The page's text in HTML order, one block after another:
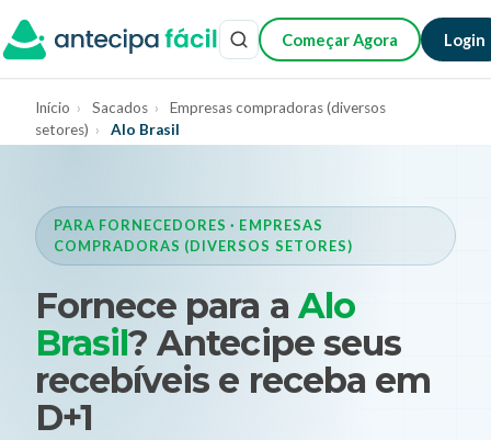
Começar Agora Login
Início › Sacados ›
Empresas compradoras (diversos
setores) › Alo Brasil
PARA FORNECEDORES · EMPRESAS
COMPRADORAS (DIVERSOS SETORES)
Fornece para a Alo
Brasil? Antecipe seus
recebíveis e receba em
D+1